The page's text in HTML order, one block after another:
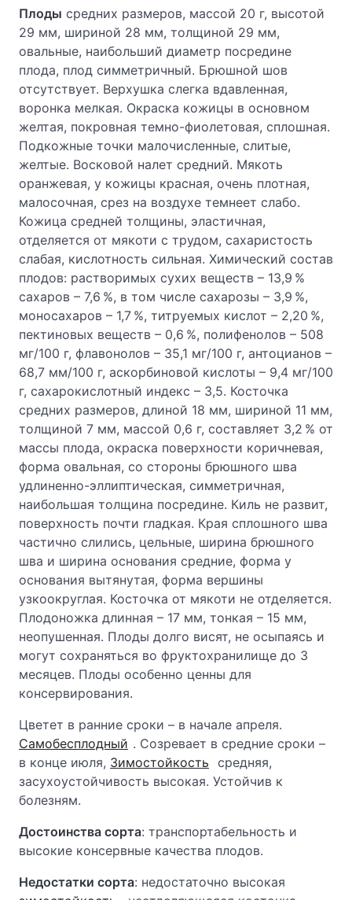
Плоды средних размеров, массой 20 г, высотой
29 мм, шириной 28 мм, толщиной 29 мм,
овальные, наибольший диаметр посредине
плода, плод симметричный. Брюшной шов
отсутствует. Верхушка слегка вдавленная,
воронка мелкая. Окраска кожицы в основном
желтая, покровная темно-фиолетовая, сплошная.
Подкожные точки малочисленные, слитые,
желтые. Восковой налет средний. Мякоть
оранжевая, у кожицы красная, очень плотная,
малосочная, срез на воздухе темнеет слабо.
Кожица средней толщины, эластичная,
отделяется от мякоти с трудом, сахаристость
слабая, кислотность сильная. Химический состав
плодов: растворимых сухих веществ – 13,9 %
сахаров – 7,6 %, в том числе сахарозы – 3,9 %,
моносахаров – 1,7 %, титруемых кислот – 2,20 %,
пектиновых веществ – 0,6 %, полифенолов – 508
мг/100 г, флавонолов – 35,1 мг/100 г, антоцианов –
68,7 мм/100 г, аскорбиновой кислоты – 9,4 мг/100
г, сахарокислотный индекс – 3,5. Косточка
средних размеров, длиной 18 мм, шириной 11 мм,
толщиной 7 мм, массой 0,6 г, составляет 3,2 % от
массы плода, окраска поверхности коричневая,
форма овальная, со стороны брюшного шва
удлиненно-эллиптическая, симметричная,
наибольшая толщина посредине. Киль не развит,
поверхность почти гладкая. Края сплошного шва
частично слились, цельные, ширина брюшного
шва и ширина основания средние, форма у
основания вытянутая, форма вершины
узкоокруглая. Косточка от мякоти не отделяется.
Плодоножка длинная – 17 мм, тонкая – 15 мм,
неопушенная. Плоды долго висят, не осыпаясь и
могут сохраняться во фруктохранилище до 3
месяцев. Плоды особенно ценны для
консервирования.
Цветет в ранние сроки – в начале апреля.
Самобесплодный . Созревает в средние сроки –
в конце июля, Зимостойкость средняя,
засухоустойчивость высокая. Устойчив к
болезням.
Достоинства сорта: транспортабельность и
высокие консервные качества плодов.
Недостатки сорта: недостаточно высокая